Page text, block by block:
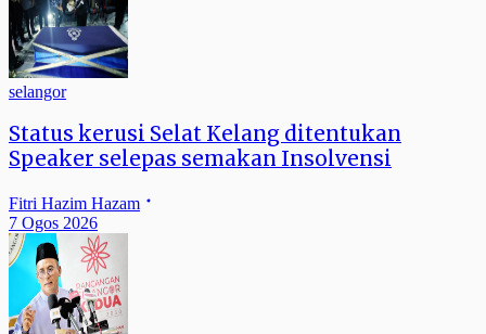
selangor
Status kerusi Selat Kelang ditentukan
Speaker selepas semakan Insolvensi
Fitri Hazim Hazam
7 Ogos 2026